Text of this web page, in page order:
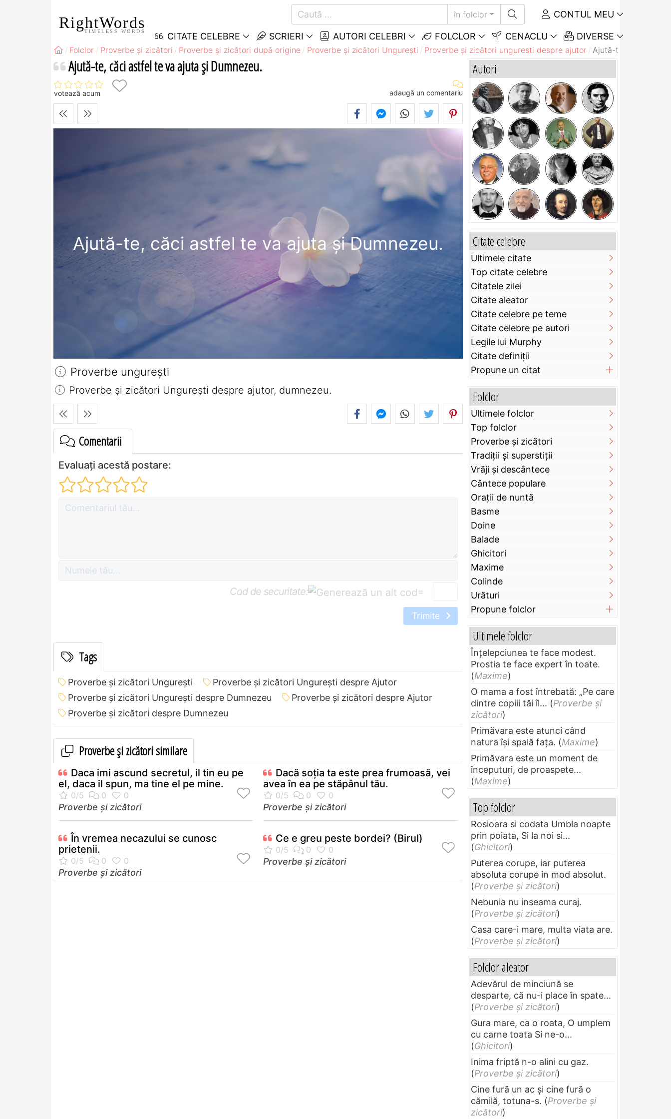
RightWords
TIMELESS WORDS
în folclor CONTUL MEU
CITATE CELEBRE SCRIERI AUTORI CELEBRI FOLCLOR CENACLU DIVERSE
Folclor Proverbe și zicători Proverbe și zicători după origine Proverbe și zicători Ungureşti Proverbe și zicători unguresti despre ajutor Ajută-te, căci astfel
Ajută-te, căci astfel te va ajuta şi Dumnezeu.
votează acum adaugă un comentariu
Ajută-te, căci astfel te va ajuta şi Dumnezeu.
Proverbe ungureşti
Proverbe și zicători Ungureşti despre ajutor, dumnezeu.
Comentarii
Evaluați acestă postare:
Cod de securitate: =
Trimite
Tags
Proverbe și zicători Ungureşti
Proverbe și zicători Ungureşti despre Ajutor
Proverbe și zicători Ungureşti despre Dumnezeu
Proverbe și zicători despre Ajutor
Proverbe și zicători despre Dumnezeu
Proverbe și zicători similare
Daca imi ascund secretul, il tin eu pe
el, daca il spun, ma tine el pe mine.
Proverbe și zicători
Dacă soţia ta este prea frumoasă, vei
avea în ea pe stăpânul tău.
Proverbe și zicători
În vremea necazului se cunosc
prietenii.
Proverbe și zicători
Ce e greu peste bordei? (Birul)
Proverbe și zicători
Autori
Citate celebre
Ultimele citate
Top citate celebre
Citatele zilei
Citate aleator
Citate celebre pe teme
Citate celebre pe autori
Legile lui Murphy
Citate definiţii
Propune un citat
Folclor
Ultimele folclor
Top folclor
Proverbe și zicători
Tradiții și superstiții
Vrăji și descântece
Cântece populare
Orații de nuntă
Basme
Doine
Balade
Ghicitori
Maxime
Colinde
Urături
Propune folclor
Ultimele folclor
Înțelepciunea te face modest.
Prostia te face expert în toate.
(Maxime)
O mama a fost întrebată: „Pe care
dintre copiii tăi îl... (Proverbe și
zicători)
Primăvara este atunci când
natura își spală fața. (Maxime)
Primăvara este un moment de
începuturi, de proaspete...
(Maxime)
Top folclor
Rosioara si codata Umbla noapte
prin poiata, Si la noi si...
(Ghicitori)
Puterea corupe, iar puterea
absoluta corupe in mod absolut.
(Proverbe și zicători)
Nebunia nu inseama curaj.
(Proverbe și zicători)
Casa care-i mare, multa viata are.
(Proverbe și zicători)
Folclor aleator
Adevărul de minciună se
desparte, că nu-i place în spate...
(Proverbe și zicători)
Gura mare, ca o roata, O umplem
cu carne toata Si ne-o...
(Ghicitori)
Inima friptă n-o alini cu gaz.
(Proverbe și zicători)
Cine fură un ac şi cine fură o
cămilă, totuna-s. (Proverbe și
zicători)